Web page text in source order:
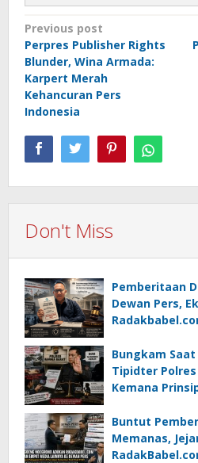
Post
navigation
Previous post
Perpres Publisher Rights
Blunder, Wina Armada:
Karpert Merah
Kehancuran Pers
Indonesia
Don't Miss
Pemberitaan
Dewan Pers,
Bungkam
Tipidter
Kemana
Buntut
Memanas,